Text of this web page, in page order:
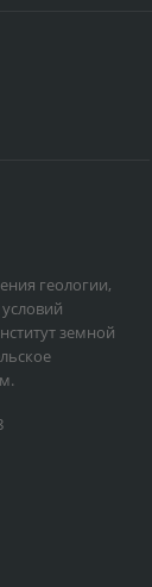
геологии,
земной